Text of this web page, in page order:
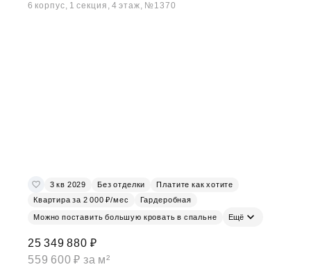
6 корпус, 1 секция, 4 этаж, №1370
3 кв 2029 Без отделки
Платите как хотите
Квартира за 2 000 ₽/мес
Гардеробная
Можно поставить большую кровать в спальне Ещё
25 349 880 ₽
559 600 ₽ за м²